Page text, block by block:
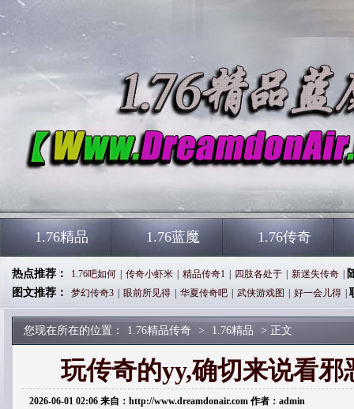
1.76精品 1.76蓝魔 1.76传奇
热点推荐： 1.76吧如何 传奇小虾米 精品传奇1 四肢各处于 新迷失传奇
图文推荐：
梦幻传奇3 眼前所见得 华夏传奇吧 武侠游戏图 好一会儿得
您现在所在的位置： 1.76精品传奇 > 1.76精品 > 正文
玩传奇的yy,确切来说看邪
2026-06-01 02:06 来自：http://www.dreamdonair.com 作者：admin